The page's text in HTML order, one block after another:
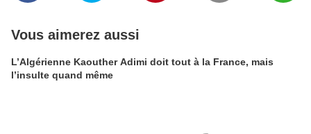
Vous aimerez aussi
L’Algérienne Kaouther Adimi doit tout à la France, mais
l’insulte quand même